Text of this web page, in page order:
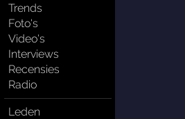
Trends
Foto's
Video's
Interviews
Recensies
Radio
Leden